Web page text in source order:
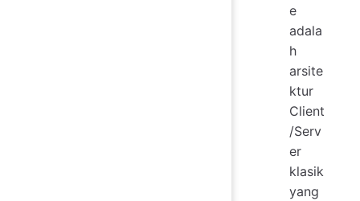
e
adala
h
arsite
ktur
Client
/Serv
er
klasik
yang